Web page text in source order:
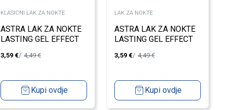
KLASICNI LAK ZA NOKTE
ASTRA LAK ZA NOKTE
LASTING GEL EFFECT
3,59 € 4,49€
Kupi ovdje
LAK ZA NOKTE
ASTRA LAK ZA NOKTE
LASTING GEL EFFECT
3,59 € 4,49€
Kupi ovdje